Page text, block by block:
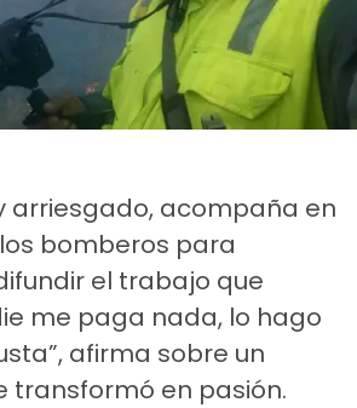
arriesgado, acompaña en
bomberos para
el trabajo que
me paga nada, lo hago
afirma sobre un
transformó en pasión.